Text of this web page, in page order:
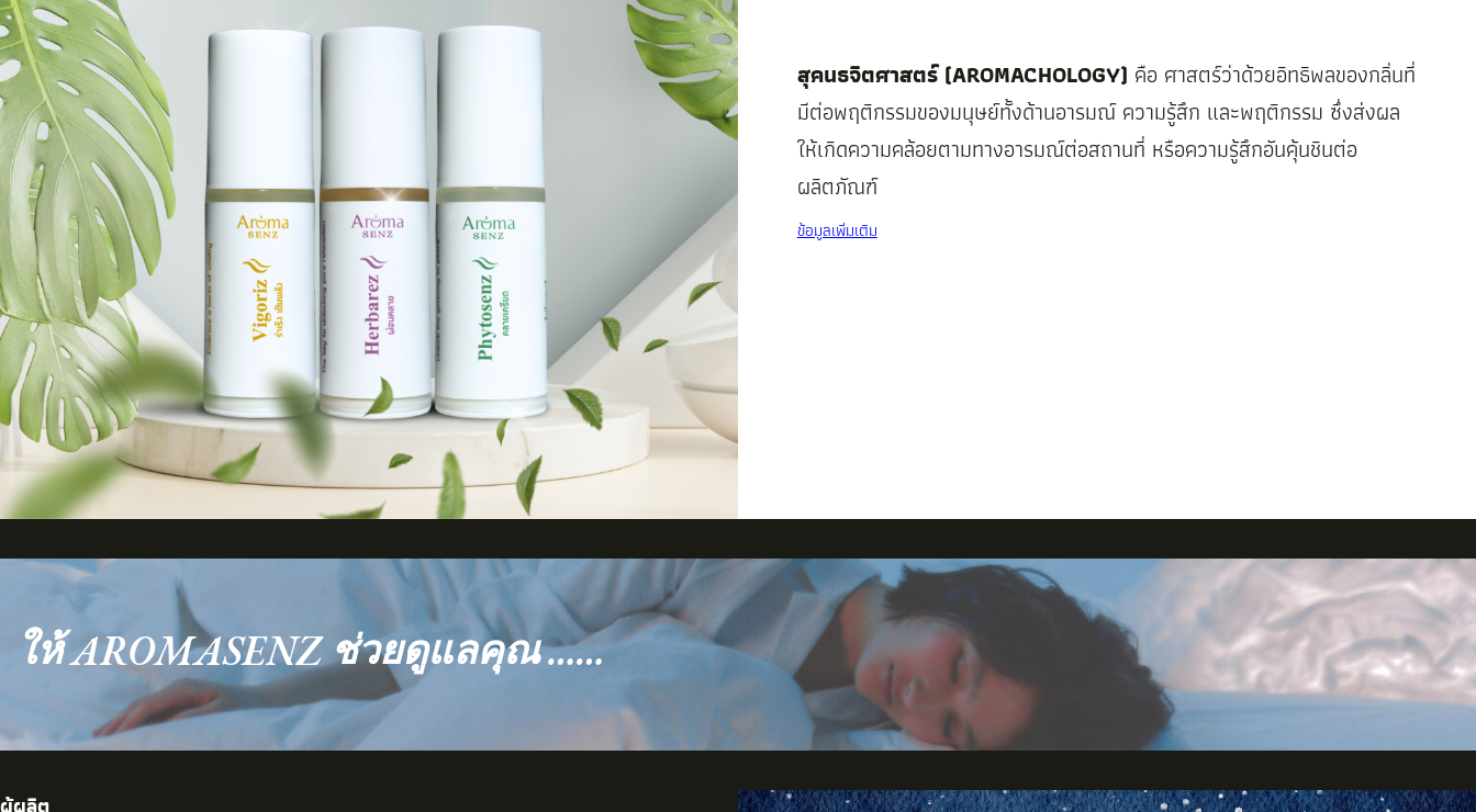
สุคนธจิตศาสตร์ (AROMACHOLOGY) คือ ศาสตร์ว่าด้วยอิทธิพลของกลิ่นที่
มีต่อพฤติกรรมของมนุษย์ทั้งด้านอารมณ์ ความรู้สึก และพฤติกรรม ซึ่งส่งผล
ให้เกิดความคล้อยตามทางอารมณ์ต่อสถานที่ หรือความรู้สึกอันคุ้นชินต่อ
ผลิตภัณฑ์
ข้อมูลเพิ่มเติม
ให้ AROMASENZ ช่วยดูแลคุณ ……